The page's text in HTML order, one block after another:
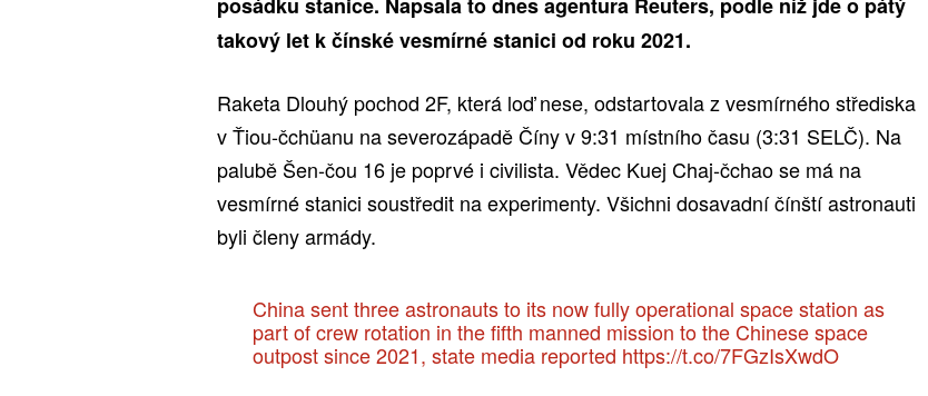
takový let k čínské vesmírné stanici od roku 2021.
Raketa Dlouhý pochod 2F, která loď nese, odstartovala z vesmírného střediska
v Ťiou-čchüanu na severozápadě Číny v 9:31 místního času (3:31 SELČ). Na
palubě Šen-čou 16 je poprvé i civilista. Vědec Kuej Chaj-čchao se má na
vesmírné stanici soustředit na experimenty. Všichni dosavadní čínští astronauti
byli členy armády.
China sent three astronauts to its now fully operational space station as
part of crew rotation in the fifth manned mission to the Chinese space
outpost since 2021, state media reported https://t.co/7FGzIsXwdO